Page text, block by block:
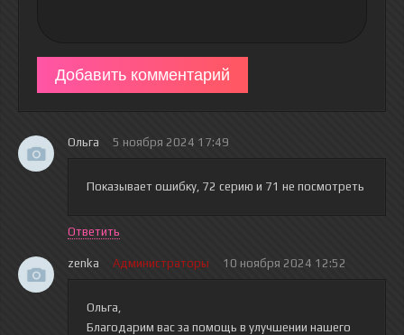
Добавить комментарий
Ольга 5 ноября 2024 17:49
Показывает ошибку, 72 серию и 71 не посмотреть
Ответить
zenka Администраторы 10 ноября 2024 12:52
Ольга,
Благодарим вас за помощь в улучшении нашего